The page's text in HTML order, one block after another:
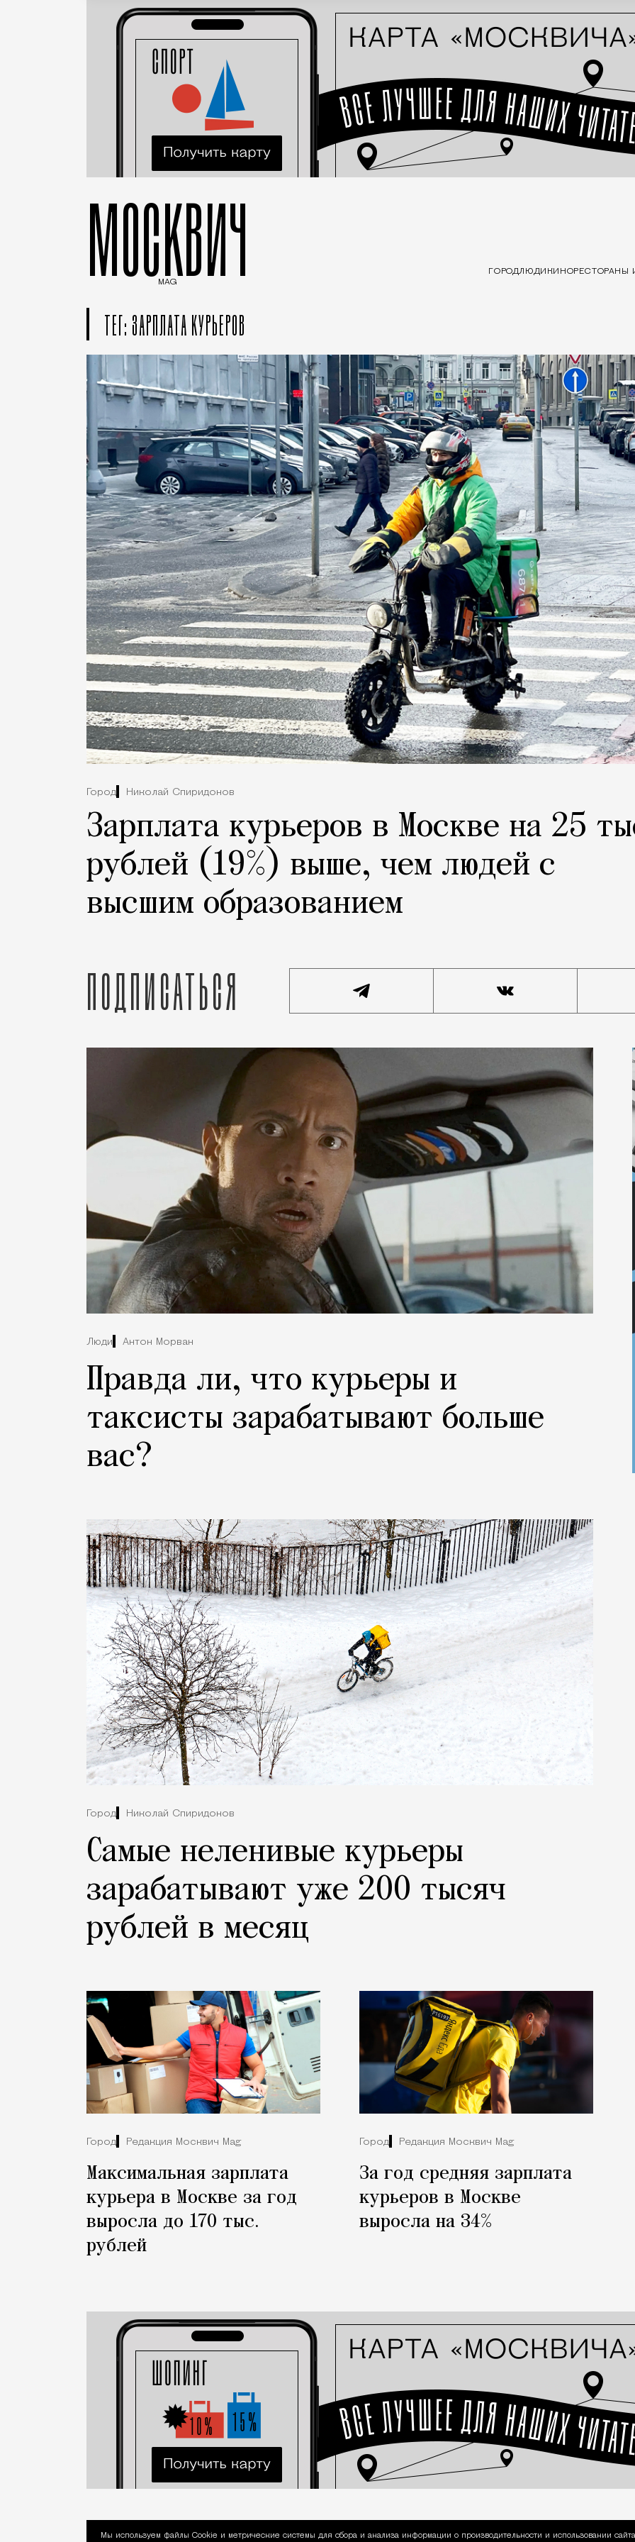
МОСКВИЧ
MAG
ГОРОДЛЮДИ КИНОРЕСТОРАНЫ
ТЕГ: ЗАРПЛАТА КУРЬЕРОВ
Город Николай Спиридонов
Зарплата курьеров в Москве на 25
рублей (19%) выше, чем людей с
высшим образованием
Подписаться
Люди Антон Морван
Правда ли, что курьеры и
таксисты зарабатывают больше
вас?
Город Николай Спиридонов
Самые неленивые курьеры
зарабатывают уже 200 тысяч
рублей в месяц
Город Редакция Москвич Mag
Максимальная зарплата
курьера в Москве за год
выросла до 170 тыс.
рублей
Город Редакция Москвич Mag
За год средняя зарплата
курьеров в Москве
выросла на 34%
Мы используем файлы Сookie и метрические системы для сбора и анализа информации о производительности и использовании